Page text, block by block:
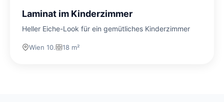
Laminat im Kinderzimmer
Heller Eiche-Look für ein gemütliches Kinderzimmer
Wien 10. 18 m²